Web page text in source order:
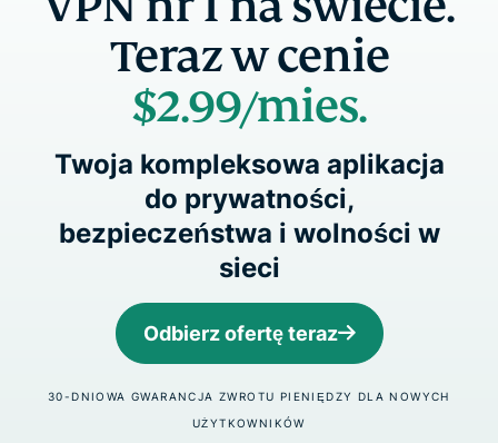
Teraz w cenie
$2.99/mies.
Twoja kompleksowa aplikacja
do prywatności,
bezpieczeństwa i wolności w
sieci
Odbierz ofertę teraz
30-DNIOWA GWARANCJA ZWROTU PIENIĘDZY DLA NOWYCH
UŻYTKOWNIKÓW